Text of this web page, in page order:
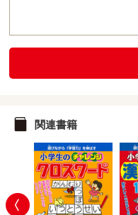
関連書籍